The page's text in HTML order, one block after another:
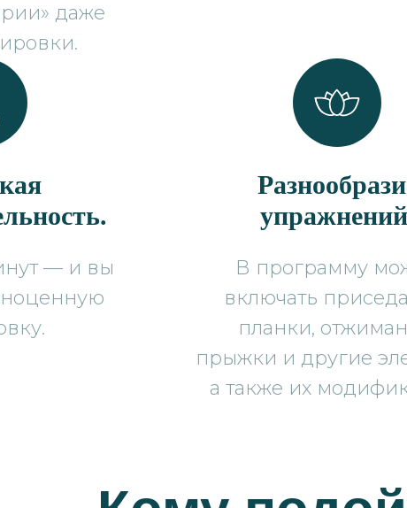
даже
— и вы
В программу
включать
планки,
прыжки и другие
а также их